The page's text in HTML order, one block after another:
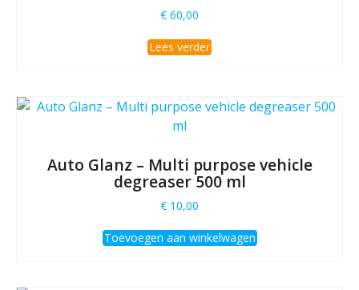
€ 60,00
Lees verder
Auto Glanz – Multi purpose vehicle
degreaser 500 ml
€ 10,00
Toevoegen aan winkelwagen